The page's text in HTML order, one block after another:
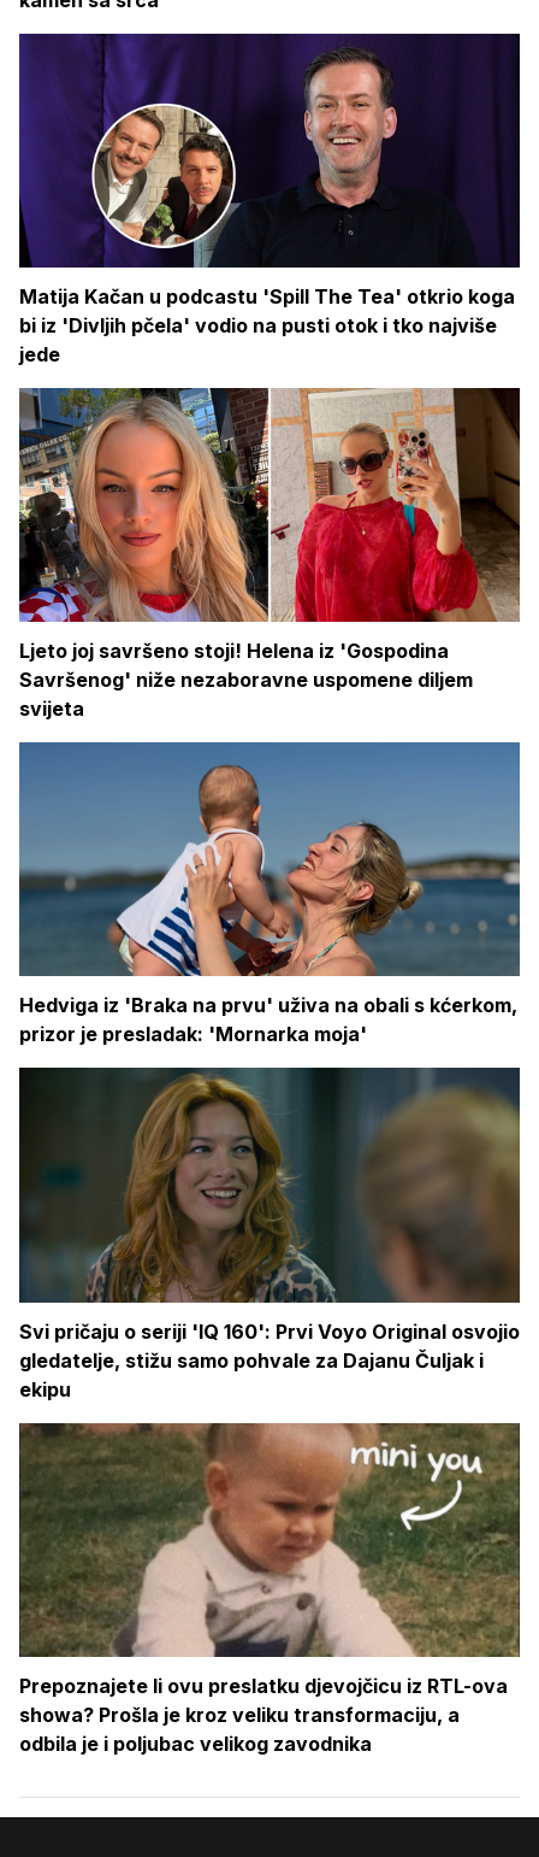
Matija Kačan u podcastu 'Spill The Tea' otkrio koga
bi iz 'Divljih pčela' vodio na pusti otok i tko najviše
jede
Ljeto joj savršeno stoji! Helena iz 'Gospodina
Savršenog' niže nezaboravne uspomene diljem
svijeta
Hedviga iz 'Braka na prvu' uživa na obali s kćerkom,
prizor je presladak: 'Mornarka moja'
Svi pričaju o seriji 'IQ 160': Prvi Voyo Original osvojio
gledatelje, stižu samo pohvale za Dajanu Čuljak i
ekipu
Prepoznajete li ovu preslatku djevojčicu iz RTL-ova
showa? Prošla je kroz veliku transformaciju, a
odbila je i poljubac velikog zavodnika